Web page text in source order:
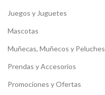
Juegos y Juguetes
Mascotas
Muñecas, Muñecos y Peluches
Prendas y Accesorios
Promociones y Ofertas